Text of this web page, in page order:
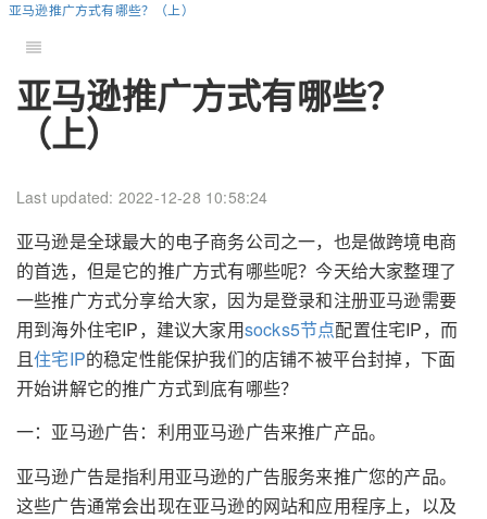
亚马逊推广方式有哪些？（上）
亚马逊推广方式有哪些？
（上）
Last updated: 2022-12-28 10:58:24
亚马逊是全球最大的电子商务公司之一，也是做跨境电商
的首选，但是它的推广方式有哪些呢？今天给大家整理了
一些推广方式分享给大家，因为是登录和注册亚马逊需要
用到海外住宅IP，建议大家用socks5节点配置住宅IP，而
且住宅IP的稳定性能保护我们的店铺不被平台封掉，下面
开始讲解它的推广方式到底有哪些？
一：亚马逊广告：利用亚马逊广告来推广产品。
亚马逊广告是指利用亚马逊的广告服务来推广您的产品。
这些广告通常会出现在亚马逊的网站和应用程序上，以及